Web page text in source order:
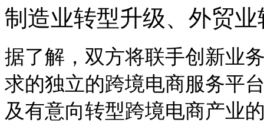
制造业转型升级、外贸
据了解，双方将联手创新业
求的独立的跨境电商服务平
及有意向转型跨境电商产业